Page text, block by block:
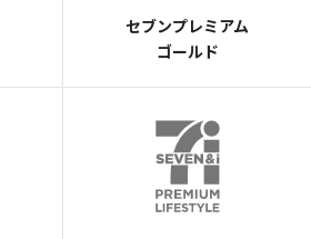
セブンプレミアム
ゴールド